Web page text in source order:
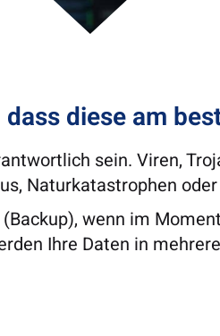
diese am
sein. Viren,
Naturkatastrophen
wenn im
Ihre Daten in